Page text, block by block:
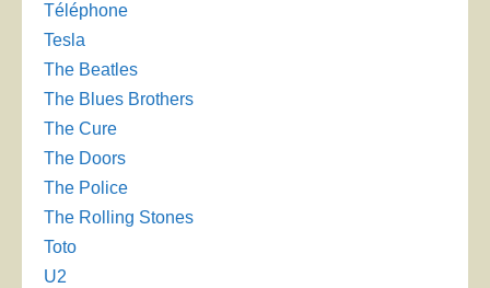
Téléphone
Tesla
The Beatles
The Blues Brothers
The Cure
The Doors
The Police
The Rolling Stones
Toto
U2